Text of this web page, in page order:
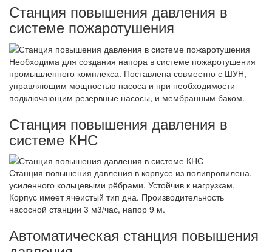
Станция повышения давления в
системе пожаротушения
Необходима для создания напора в системе пожаротушения
промышленного комплекса. Поставлена совместно с ШУН,
управляющим мощностью насоса и при необходимости
подключающим резервные насосы, и мембранным баком.
Станция повышения давления в
системе КНС
Станция повышения давления в корпусе из полипропилена,
усиленного кольцевыми рёбрами. Устойчив к нагрузкам.
Корпус имеет ячеистый тип дна. Производительность
насосной станции 3 м3/час, напор 9 м.
Автоматическая станция повышения